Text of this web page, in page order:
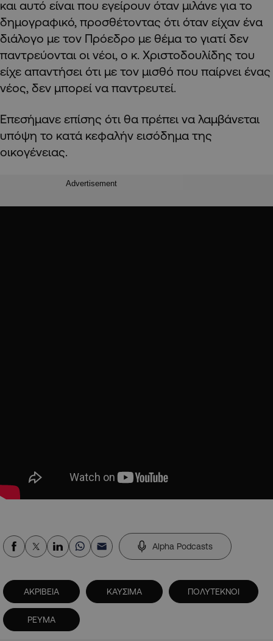
και αυτό είναι που εγείρουν όταν μιλάνε για το
δημογραφικό, προσθέτοντας ότι όταν είχαν ένα
διάλογο με τον Πρόεδρο με θέμα το γιατί δεν
παντρεύονται οι νέοι, ο κ. Χριστοδουλίδης του
είχε απαντήσει ότι με τον μισθό που παίρνει ένας
νέος, δεν μπορεί να παντρευτεί.
Επεσήμανε επίσης ότι θα πρέπει να λαμβάνεται
υπόψη το κατά κεφαλήν εισόδημα της
οικογένειας.
Advertisement
Alpha Podcasts
ΑΚΡΙΒΕΙΑ ΚΑΥΣΙΜΑ ΠΟΛΥΤΕΚΝΟΙ
ΡΕΥΜΑ